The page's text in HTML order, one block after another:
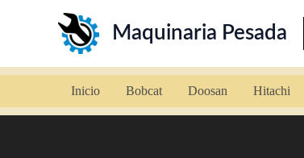
Maquinaria Pesada
Inicio Bobcat Doosan Hitachi